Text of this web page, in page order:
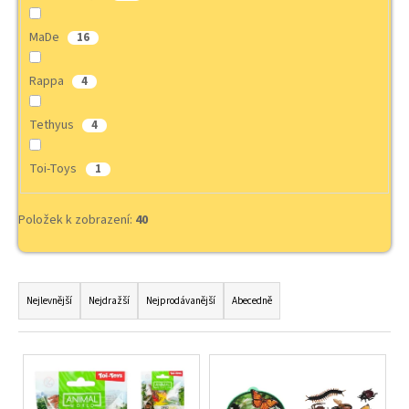
MaDe 16
Rappa 4
Tethyus 4
Toi-Toys 1
Položek k zobrazení: 40
Ř
a
z
e
Nejlevnější Nejdražší Nejprodávanější Abecedně
V
a
HLEDAT
D
o
p
o